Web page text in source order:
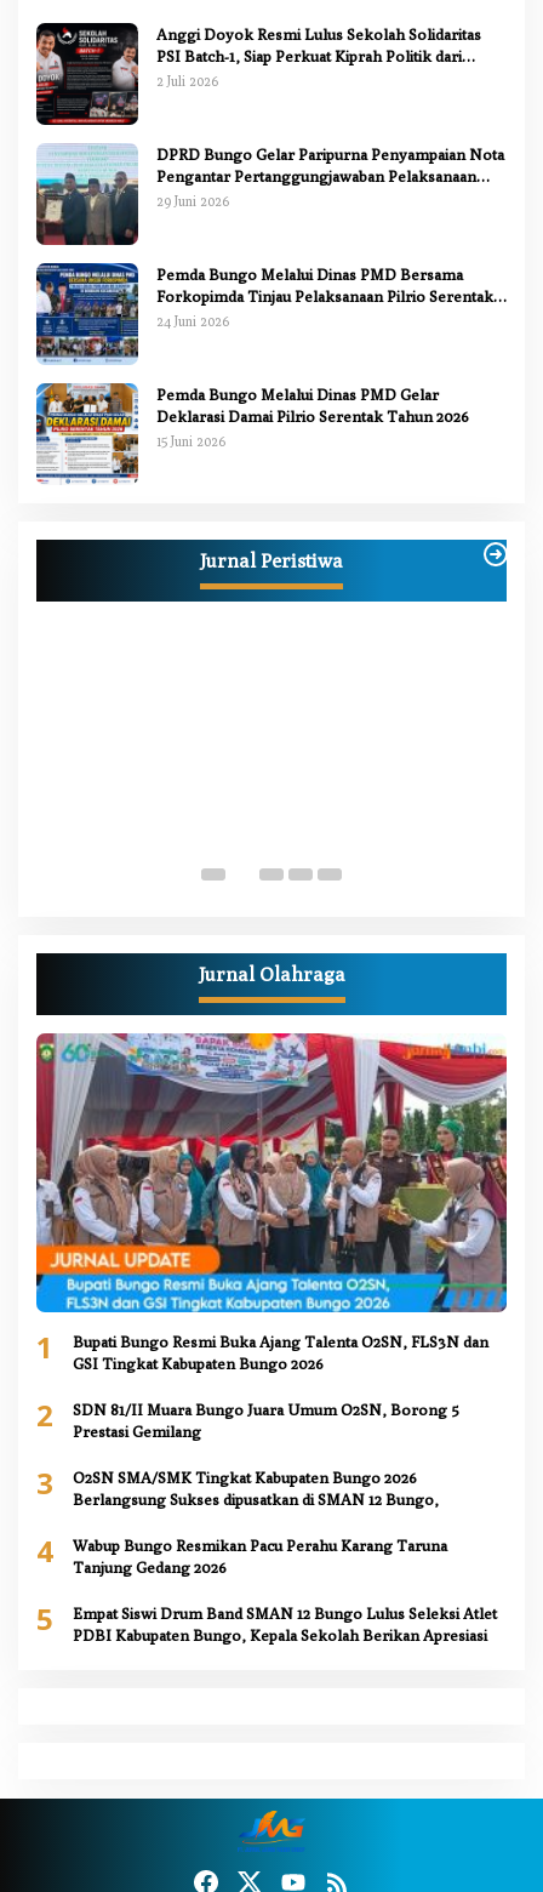
Anggi Doyok Resmi Lulus Sekolah Solidaritas
PSI Batch-1, Siap Perkuat Kiprah Politik dari
Daerah
2 Juli 2026
DPRD Bungo Gelar Paripurna Penyampaian Nota
Pengantar Pertanggungjawaban Pelaksanaan
APBD 2025
29 Juni 2026
Pemda Bungo Melalui Dinas PMD Bersama
Forkopimda Tinjau Pelaksanaan Pilrio Serentak
2026
24 Juni 2026
Pemda Bungo Melalui Dinas PMD Gelar
Deklarasi Damai Pilrio Serentak Tahun 2026
15 Juni 2026
Jurnal Peristiwa
PSI Batch-1, Siap Perkuat Kiprah Politik dari
Di Berita, Bungo, Daerah, Nasional, Peristiwa, Politik
Jurnal Olahraga
1
Bupati Bungo Resmi Buka Ajang Talenta O2SN, FLS3N dan
GSI Tingkat Kabupaten Bungo 2026
2
SDN 81/II Muara Bungo Juara Umum O2SN, Borong 5
Prestasi Gemilang
3
O2SN SMA/SMK Tingkat Kabupaten Bungo 2026
Berlangsung Sukses dipusatkan di SMAN 12 Bungo,
4
Wabup Bungo Resmikan Pacu Perahu Karang Taruna
Tanjung Gedang 2026
5
Empat Siswi Drum Band SMAN 12 Bungo Lulus Seleksi Atlet
PDBI Kabupaten Bungo, Kepala Sekolah Berikan Apresiasi